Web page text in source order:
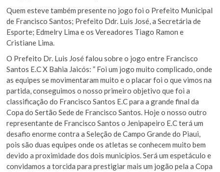
Quem esteve também presente no jogo foi o Prefeito Municipal
de Francisco Santos; Prefeito Ddr. Luis José, a Secretária de
Esporte; Edmelry Lima e os Vereadores Tiago Ramon e
Cristiane Lima.
O Prefeito Dr. Luis José falou sobre o jogo entre Francisco
Santos E.C X Bahia Jaicós: ” Foi um jogo muito complicado, onde
as equipes se movimentaram muito e o placar foi o que vimos na
partida, conseguimos o nosso primeiro objetivo que foi a
classificação do Francisco Santos E.C para a grande final da
Copa do Sertão Sede de Francisco Santos. Hoje o nosso outro
representante de Francisco Santos o Jenipapeiro E.C terá um
desafio enorme contra a Seleção de Campo Grande do Piaui,
pois são duas equipes onde os atletas se conhecem muito bem
devido a proximidade dos dois municípios. Será um espetáculo e
convidamos a torcida para prestigiar mais um jogão pela a Copa